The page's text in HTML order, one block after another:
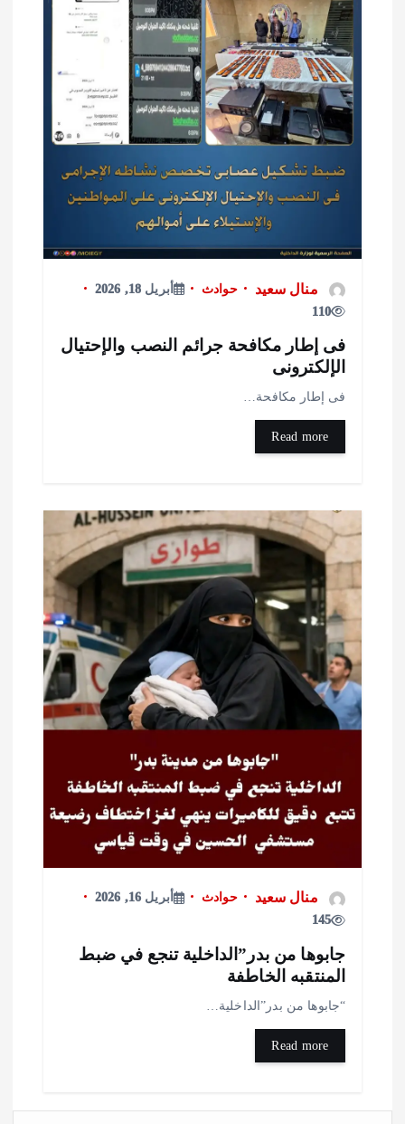
منال سعيد حوادث
أبريل 18, 2026
إطار مكافحة جرائم النصب والإحتيال
إطار مكافحة…
منال سعيد حوادث
أبريل 16, 2026
من بدر”الداخلية تنجع في ضبط
الخاطفة
من بدر”الداخلية…